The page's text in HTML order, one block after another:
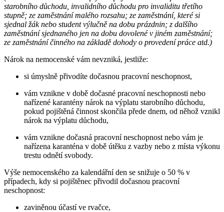
starobního důchodu, invalidního důchodu pro invaliditu třetího
stupně; ze zaměstnání malého rozsahu; ze zaměstnání, které si
sjednal žák nebo student výlučně na dobu prázdnin; z dalšího
zaměstnání sjednaného jen na dobu dovolené v jiném zaměstnání;
ze zaměstnání činného na základě dohody o provedení práce atd.)
Nárok na nemocenské vám nevzniká, jestliže:
si úmyslně přivodíte dočasnou pracovní neschopnost,
vám vznikne v době dočasné pracovní neschopnosti nebo
nařízené karantény nárok na výplatu starobního důchodu,
pokud pojištěná činnost skončila přede dnem, od něhož vznikl
nárok na výplatu důchodu,
vám vznikne dočasná pracovní neschopnost nebo vám je
nařízena karanténa v době útěku z vazby nebo z místa výkonu
trestu odnětí svobody.
Výše nemocenského za kalendářní den se snižuje o 50 % v
případech, kdy si pojištěnec přivodil dočasnou pracovní
neschopnost:
zaviněnou účastí ve rvačce,